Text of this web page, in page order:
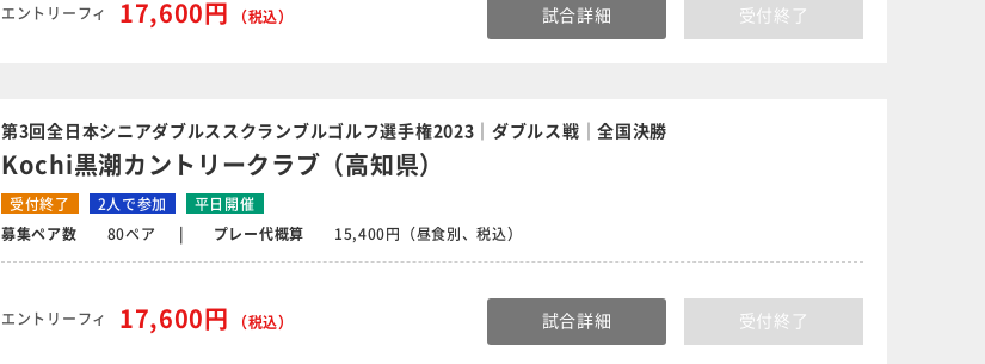
エントリーフィ 17,600円 （税込） 試合詳細 受付終了
第3回全日本シニアダブルススクランブルゴルフ選手権2023｜ダブルス戦｜全国決勝
Kochi黒潮カントリークラブ（高知県）
受付終了 2人で参加 平日開催
募集ペア数 80ペア プレー代概算 15,400円（昼食別、税込）
エントリーフィ 17,600円 （税込） 試合詳細 受付終了